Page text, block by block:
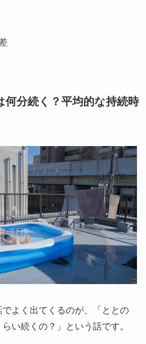
何分続く？平均的な持続時
よく出てくるのが、「ととの
い続くの？」という話です。